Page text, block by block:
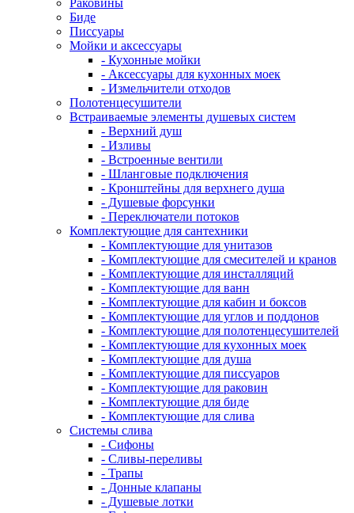
Раковины
Биде
Писсуары
Мойки и аксессуары
- Кухонные мойки
- Аксессуары для кухонных моек
- Измельчители отходов
Полотенцесушители
Встраиваемые элементы душевых систем
- Верхний душ
- Изливы
- Встроенные вентили
- Шланговые подключения
- Кронштейны для верхнего душа
- Душевые форсунки
- Переключатели потоков
Комплектующие для сантехники
- Комплектующие для унитазов
- Комплектующие для смесителей и кранов
- Комплектующие для инсталляций
- Комплектующие для ванн
- Комплектующие для кабин и боксов
- Комплектующие для углов и поддонов
- Комплектующие для полотенцесушителей
- Комплектующие для кухонных моек
- Комплектующие для душа
- Комплектующие для писсуаров
- Комплектующие для раковин
- Комплектующие для биде
- Комплектующие для слива
Системы слива
- Сифоны
- Сливы-переливы
- Трапы
- Донные клапаны
- Душевые лотки